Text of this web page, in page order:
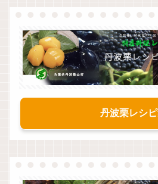
丹波栗レシ